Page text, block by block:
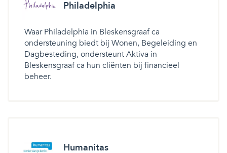
Philadelphia
Waar Philadelphia in Bleskensgraaf ca
ondersteuning biedt bij Wonen, Begeleiding en
Dagbesteding, ondersteunt Aktiva in
Bleskensgraaf ca hun cliënten bij financieel
beheer.
Humanitas